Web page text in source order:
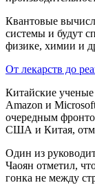
Квантовые
системы и будут
физике, химии и
От лекарств до
Китайские
Amazon и
очередным
США и Китая,
Один из
Чаоян отметил,
гонка не между